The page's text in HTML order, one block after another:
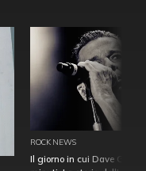
ROCK NEWS
Il giorno in cui Dave